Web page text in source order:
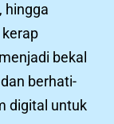
hingga
bekal
berhati-
digital untuk